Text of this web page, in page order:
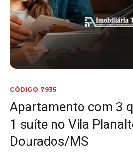
CÓDIGO 7935
Apartamento com 3
1 suíte no Vila
Dourados/MS